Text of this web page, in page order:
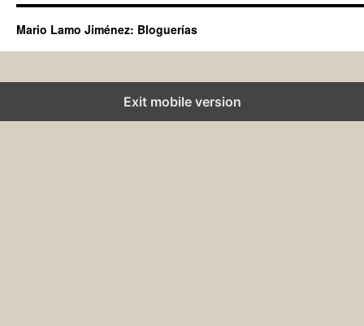
Mario Lamo Jiménez: Bloguerías
Exit mobile version